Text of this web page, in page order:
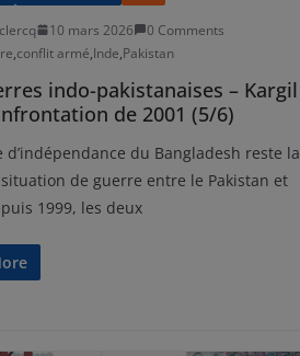
10 mars 2026
0 Comments
,conflit armé,Inde,Pakistan
indo-pakistanaises – Kargil
de 2001 (5/6)
d’indépendance du Bangladesh reste la
de guerre entre le Pakistan et
1999, les deux